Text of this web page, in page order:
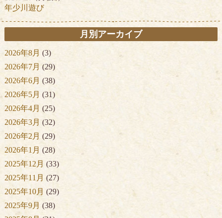
年少川遊び
月別アーカイブ
2026年8月 (3)
2026年7月 (29)
2026年6月 (38)
2026年5月 (31)
2026年4月 (25)
2026年3月 (32)
2026年2月 (29)
2026年1月 (28)
2025年12月 (33)
2025年11月 (27)
2025年10月 (29)
2025年9月 (38)